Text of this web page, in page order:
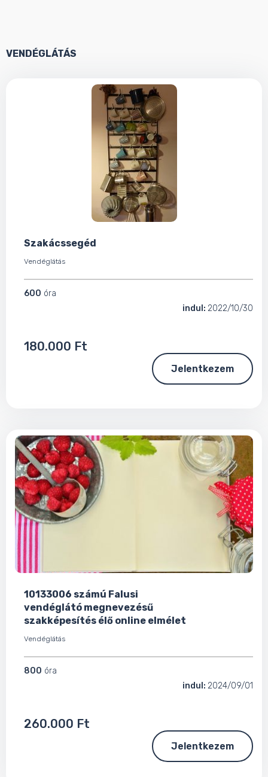
VENDÉGLÁTÁS
Szakácssegéd
Vendéglátás
600 óra
indul: 2022/10/30
180.000 Ft
Jelentkezem
10133006 számú Falusi
vendéglátó megnevezésű
szakképesítés élő online elmélet
Vendéglátás
800 óra
indul: 2024/09/01
260.000 Ft
Jelentkezem